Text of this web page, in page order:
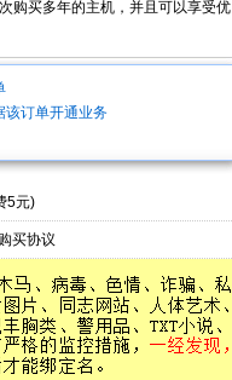
购买多年的主机，并且可以享受优
该订单开通业务
5元)
买协议